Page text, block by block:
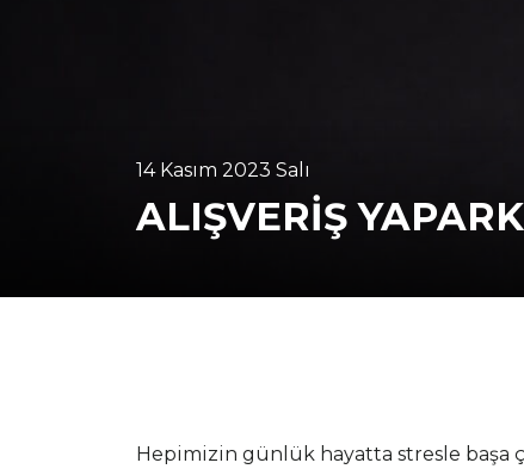
14 Kasım 2023 Salı
ALIŞVERİŞ
Hepimizin günlük hayatta stresle başa